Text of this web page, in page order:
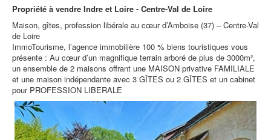
Propriété à vendre Indre et Loire - Centre-Val de Loire
Maison, gîtes, profession libérale au cœur d’Amboise (37) – Centre-Val
de Loire
ImmoTourisme, l’agence immobilière 100 % biens touristiques vous
présente : Au cœur d’un magnifique terrain arboré de plus de 3000m²,
un ensemble de 2 maisons offrant une MAISON privative FAMILIALE
et une maison indépendante avec 3 GÎTES ou 2 GÎTES et un cabinet
pour PROFESSION LIBERALE